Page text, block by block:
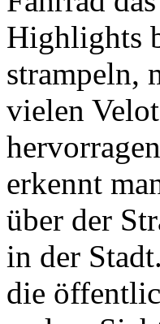
Highlights
strampeln,
vielen
erkennt
über der
in der
die